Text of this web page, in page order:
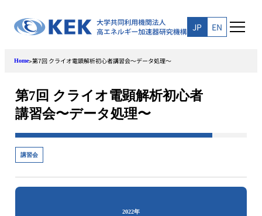
content
JP EN
Home>第7回 クライオ電顕解析初心者講習会〜データ処理〜
第7回 クライオ電顕解析初心者
講習会〜データ処理〜
講習会
2022年